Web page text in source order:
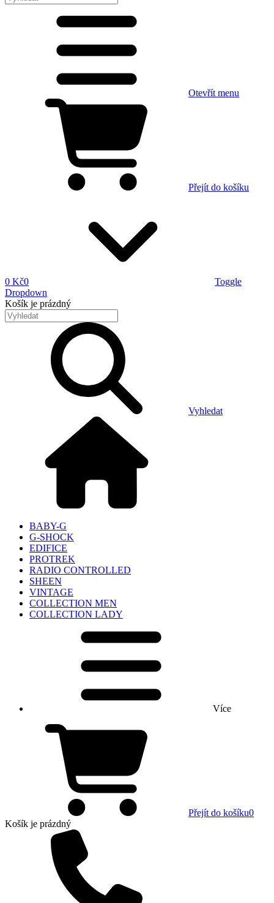
Otevřít menu
Přejít do košíku
0 Kč0
Toggle
Dropdown
Košík je prázdný
Vyhledat
BABY-G
G-SHOCK
EDIFICE
PROTREK
RADIO CONTROLLED
SHEEN
VINTAGE
COLLECTION MEN
COLLECTION LADY
Více
Přejít do košíku0
Košík je prázdný